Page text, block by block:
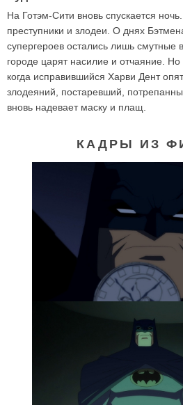
На Готэм-Сити вновь спускается
преступники и злодеи. О днях
супергероев остались лишь смутные
городе царят насилие и отчаяние.
когда исправившийся Харви Дент
злодеяний, постаревший,
вновь надевает маску и плащ.
КАДРЫ ИЗ